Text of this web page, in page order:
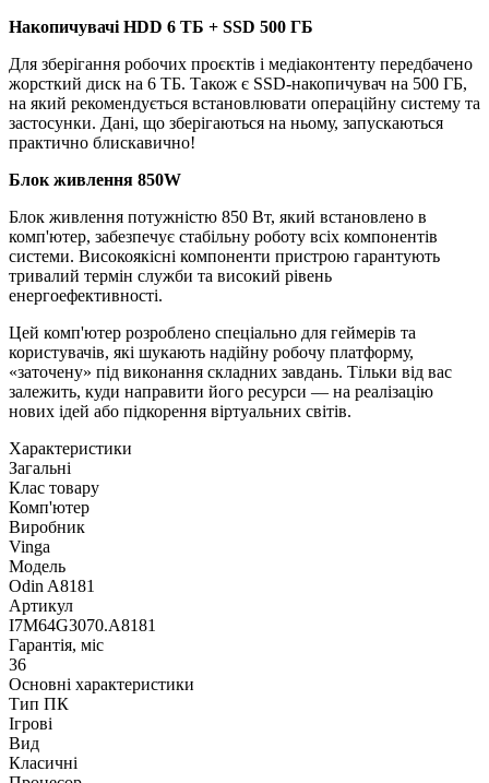
Накопичувачі HDD 6 TБ + SSD 500 ГБ
Для зберігання робочих проєктів і медіаконтенту передбачено
жорсткий диск на 6 ТБ. Також є SSD-накопичувач на 500 ГБ,
на який рекомендується встановлювати операційну систему та
застосунки. Дані, що зберігаються на ньому, запускаються
практично блискавично!
Блок живлення 850W
Блок живлення потужністю 850 Вт, який встановлено в
комп'ютер, забезпечує стабільну роботу всіх компонентів
системи. Високоякісні компоненти пристрою гарантують
тривалий термін служби та високий рівень
енергоефективності.
Цей комп'ютер розроблено спеціально для геймерів та
користувачів, які шукають надійну робочу платформу,
«заточену» під виконання складних завдань. Тільки від вас
залежить, куди направити його ресурси — на реалізацію
нових ідей або підкорення віртуальних світів.
Характеристики
Загальні
Клас товару
Комп'ютер
Виробник
Vinga
Модель
Odin A8181
Артикул
I7M64G3070.A8181
Гарантія, міс
36
Основні характеристики
Тип ПК
Ігрові
Вид
Класичні